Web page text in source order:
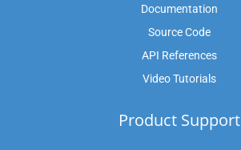
Documentation
Source Code
API References
Video Tutorials
Product Support